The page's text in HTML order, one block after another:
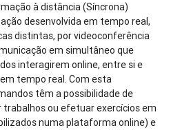
à distância (Síncrona)
desenvolvida em tempo real,
distintas, por videoconferência
em simultâneo que
interagirem online, entre si e
tempo real. Com esta
têm a possibilidade de
ou efetuar exercícios em
numa plataforma online) e